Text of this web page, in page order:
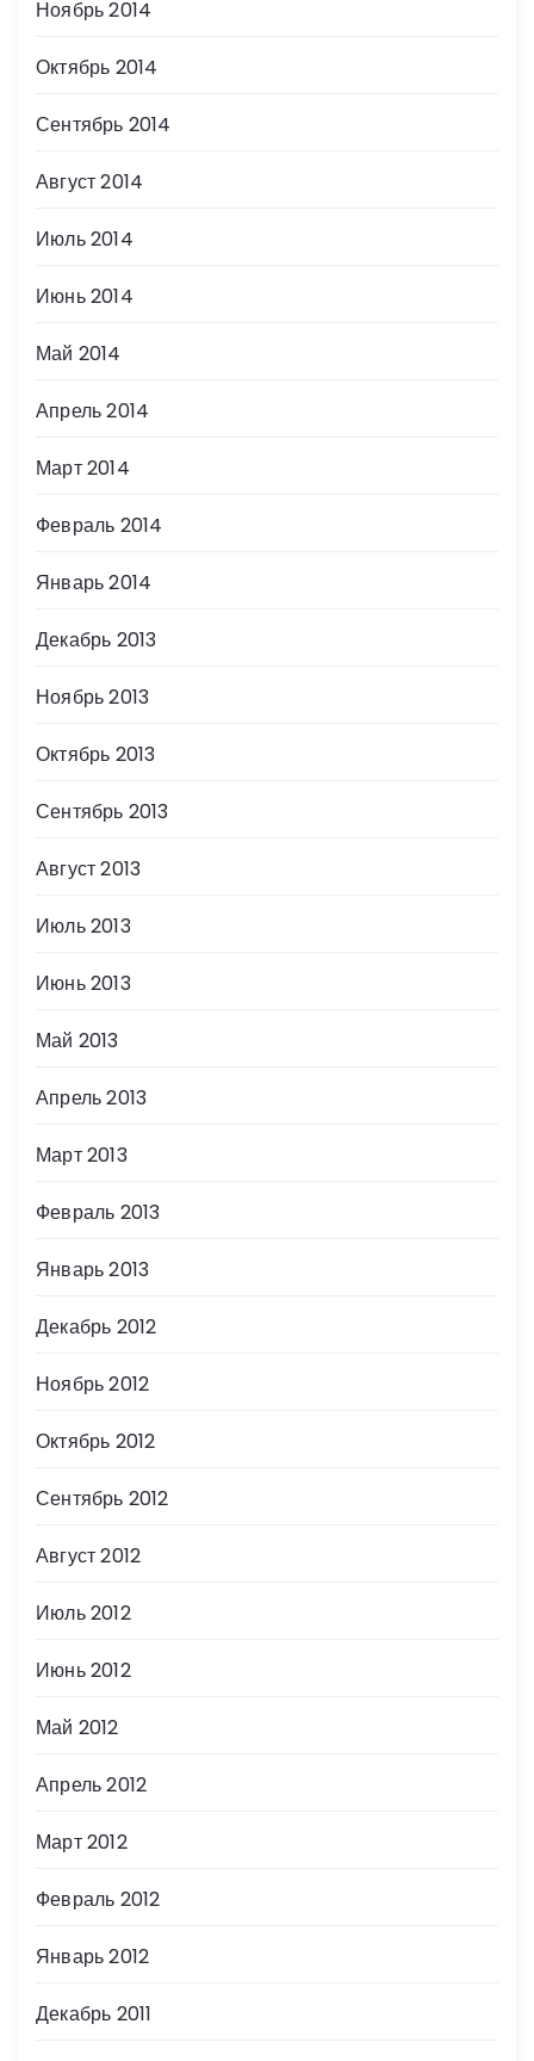
Ноябрь 2014
Октябрь 2014
Сентябрь 2014
Август 2014
Июль 2014
Июнь 2014
Май 2014
Апрель 2014
Март 2014
Февраль 2014
Январь 2014
Декабрь 2013
Ноябрь 2013
Октябрь 2013
Сентябрь 2013
Август 2013
Июль 2013
Июнь 2013
Май 2013
Апрель 2013
Март 2013
Февраль 2013
Январь 2013
Декабрь 2012
Ноябрь 2012
Октябрь 2012
Сентябрь 2012
Август 2012
Июль 2012
Июнь 2012
Май 2012
Апрель 2012
Март 2012
Февраль 2012
Январь 2012
Декабрь 2011